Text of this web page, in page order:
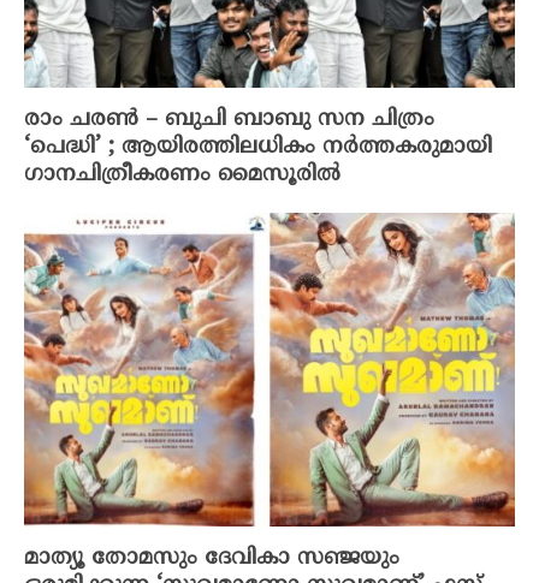
രാം ചരൺ – ബുചി ബാബു സന ചിത്രം
‘പെദ്ധി’ ; ആയിരത്തിലധികം നർത്തകരുമായി
ഗാനചിത്രീകരണം മൈസൂരിൽ
മാത്യൂ തോമസും ദേവികാ സഞ്ജയും